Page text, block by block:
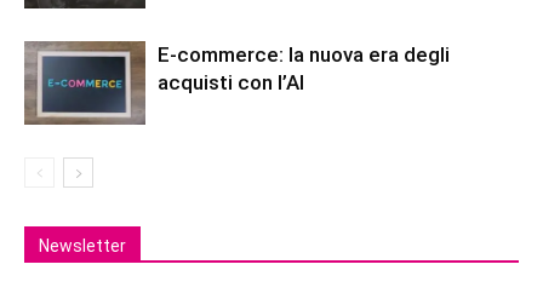
E-commerce: la nuova era degli
acquisti con l’AI
Newsletter